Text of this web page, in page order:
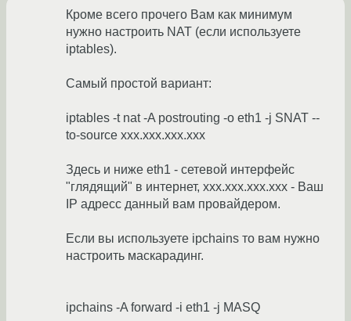
Кроме всего прочего Вам как минимум
нужно настроить NAT (если используете
iptables).
Самый простой вариант:
iptables -t nat -A postrouting -o eth1 -j SNAT --
to-source xxx.xxx.xxx.xxx
Здесь и ниже eth1 - сетевой интерфейс
"глядящий" в интернет, xxx.xxx.xxx.xxx - Ваш
IP адресс данный вам провайдером.
Если вы используете ipchains то вам нужно
настроить маскарадинг.
ipchains -A forward -i eth1 -j MASQ